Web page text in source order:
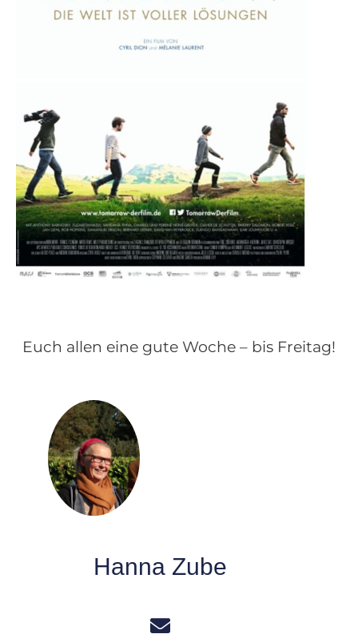
Euch allen eine gute Woche – bis Freitag!
Hanna Zube
Externer Link